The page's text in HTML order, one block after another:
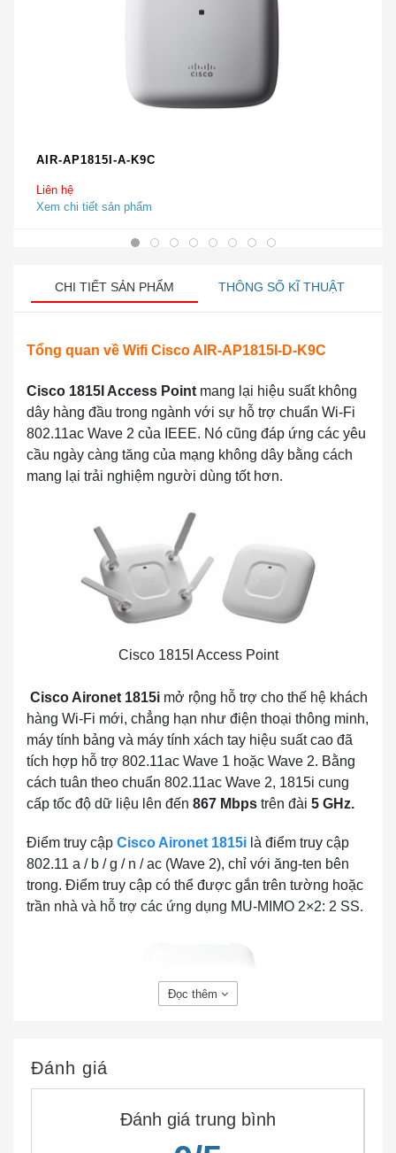
AIR-AP1815I-A-K9C
Liên hệ
Xem chi tiết sản phẩm
CHI TIẾT SẢN PHẨM THÔNG SỐ KĨ THUẬT
Tổng quan về Wifi Cisco AIR-AP1815I-D-K9C
Cisco 1815I Access Point mang lại hiệu suất không
dây hàng đầu trong ngành với sự hỗ trợ chuẩn Wi-Fi
802.11ac Wave 2 của IEEE. Nó cũng đáp ứng các yêu
cầu ngày càng tăng của mạng không dây bằng cách
mang lại trải nghiệm người dùng tốt hơn.
Cisco 1815I Access Point
Cisco Aironet 1815i mở rộng hỗ trợ cho thế hệ khách
hàng Wi-Fi mới, chẳng hạn như điện thoại thông minh,
máy tính bảng và máy tính xách tay hiệu suất cao đã
tích hợp hỗ trợ 802.11ac Wave 1 hoặc Wave 2. Bằng
cách tuân theo chuẩn 802.11ac Wave 2, 1815i cung
cấp tốc độ dữ liệu lên đến 867 Mbps trên đài 5 GHz.
Điểm truy cập Cisco Aironet 1815i là điểm truy cập
802.11 a / b / g / n / ac (Wave 2), chỉ với ăng-ten bên
trong. Điểm truy cập có thể được gắn trên tường hoặc
trần nhà và hỗ trợ các ứng dụng MU-MIMO 2×2: 2 SS.
AIR-AP1815I-D-K9C Cisco Aironet Mobility Express
AIR-AP1815I-D-K9C
Đọc thêm
Đánh giá
Đánh giá trung bình